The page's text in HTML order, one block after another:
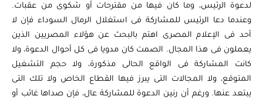
لدعوة الرئيس، وما كان فيها من مقترحات أو شكوى من عقبات.
وعندما دعا الرئيس للمشاركة فى استغلال الرمال السوداء فإن لا
أحد فى الإعلام المصرى اهتم بالبحث عن هؤلاء المصريين الذين
يعملون فى هذا المجال. الصمت كان مدويا فى كل أحوال الدعوة، ولا
كانت المشاركة فى الواقع الحالى مذكورة، ولا حجم التشغيل
المتوقع، ولا المجالات التى يبرز فيها القطاع الخاص ولا تلك التى
يبتعد عنها. ورغم أن رنين الدعوة للمشاركة عال، فإن صداها غائب أو